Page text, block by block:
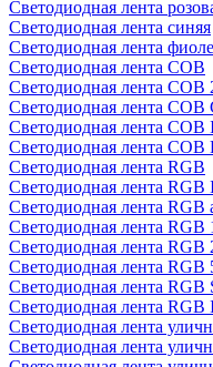
Светодиодная лента
Светодиодная лента синяя
Светодиодная лента
Светодиодная лента COB
Светодиодная лента COB
Светодиодная лента COB
Светодиодная лента COB
Светодиодная лента COB
Светодиодная лента RGB
Светодиодная лента RGB
Светодиодная лента RGB
Светодиодная лента RGB
Светодиодная лента RGB
Светодиодная лента RGB
Светодиодная лента RGB
Светодиодная лента RGB
Светодиодная лента
Светодиодная лента